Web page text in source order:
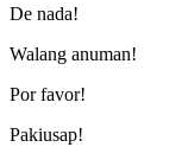
De nada!
Walang anuman!
Por favor!
Pakiusap!